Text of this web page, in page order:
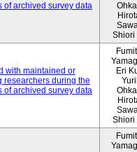
of archived survey data
Shiori
with maintained or
researchers during the
of archived survey data
Eri
Shiori